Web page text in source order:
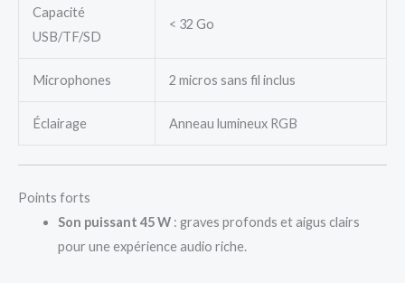
Capacité
USB/TF/SD
< 32 Go
Microphones 2 micros sans fil inclus
Éclairage Anneau lumineux RGB
Points forts
Son puissant 45 W: graves profonds et aigus clairs
pour une expérience audio riche.